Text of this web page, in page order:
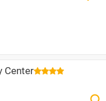
Center